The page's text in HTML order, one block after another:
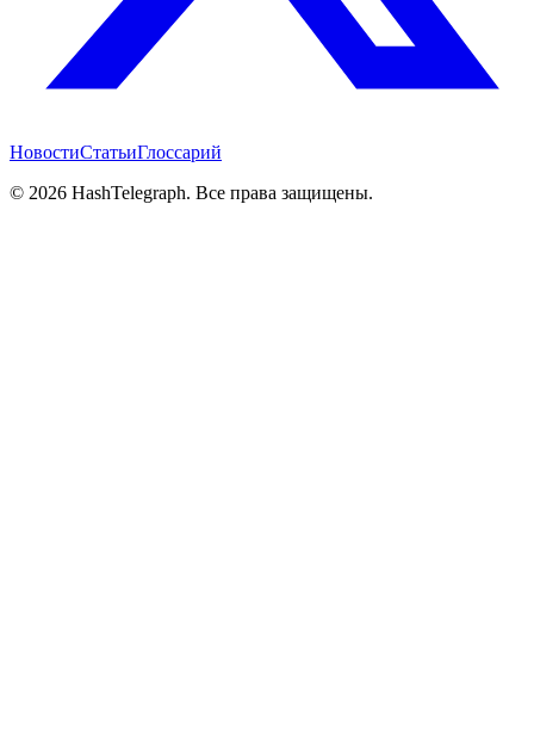
НовостиСтатьиГлоссарий
© 2026 HashTelegraph. Все права защищены.